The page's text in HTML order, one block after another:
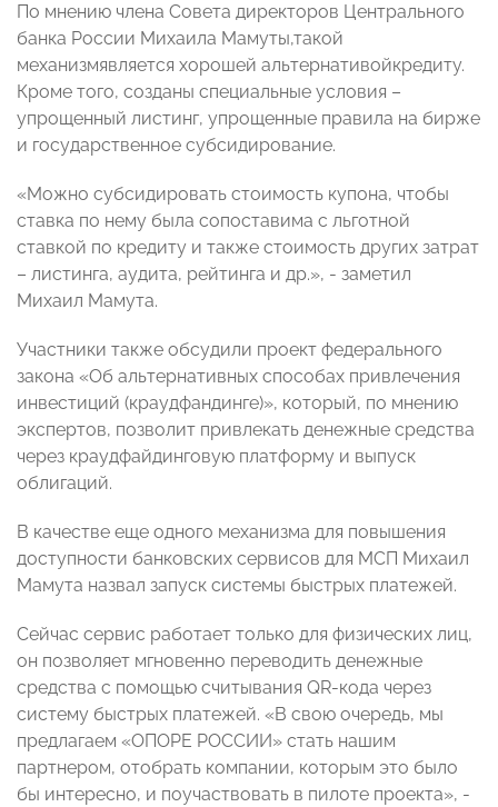
По мнению члена Совета директоров Центрального
банка России Михаила Мамуты,такой
механизмявляется хорошей альтернативойкредиту.
Кроме того, созданы специальные условия –
упрощенный листинг, упрощенные правила на бирже
и государственное субсидирование.
«Можно субсидировать стоимость купона, чтобы
ставка по нему была сопоставима с льготной
ставкой по кредиту и также стоимость других затрат
– листинга, аудита, рейтинга и др.», - заметил
Михаил Мамута.
Участники также обсудили проект федерального
закона «Об альтернативных способах привлечения
инвестиций (краудфандинге)», который, по мнению
экспертов, позволит привлекать денежные средства
через краудфайдинговую платформу и выпуск
облигаций.
В качестве еще одного механизма для повышения
доступности банковских сервисов для МСП Михаил
Мамута назвал запуск системы быстрых платежей.
Сейчас сервис работает только для физических лиц,
он позволяет мгновенно переводить денежные
средства с помощью считывания QR-кода через
систему быстрых платежей. «В свою очередь, мы
предлагаем «ОПОРЕ РОССИИ» стать нашим
партнером, отобрать компании, которым это было
бы интересно, и поучаствовать в пилоте проекта», -